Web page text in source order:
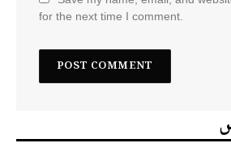
for the next time I comment.